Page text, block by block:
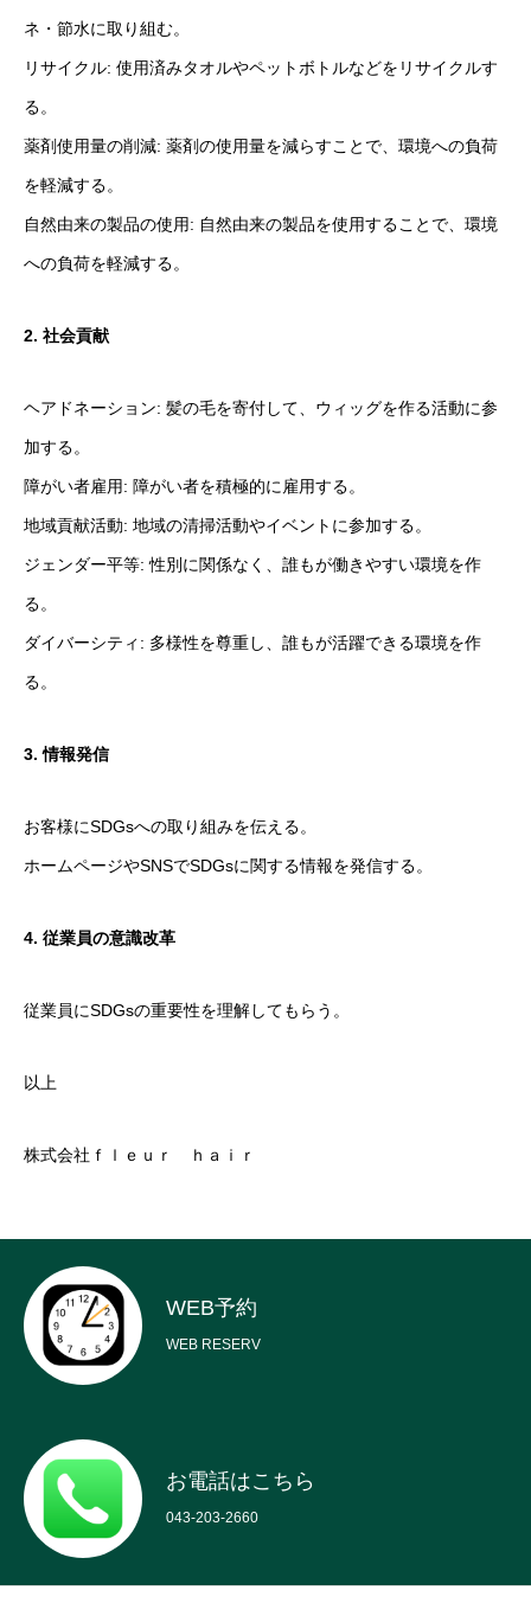
採用情報
ネ・節水に取り組む。
リサイクル: 使用済みタオルやペットボトルなどをリサイクルす
る。
薬剤使用量の削減: 薬剤の使用量を減らすことで、環境への負荷
を軽減する。
自然由来の製品の使用: 自然由来の製品を使用することで、環境
への負荷を軽減する。
2. 社会貢献
ヘアドネーション: 髪の毛を寄付して、ウィッグを作る活動に参
加する。
障がい者雇用: 障がい者を積極的に雇用する。
地域貢献活動: 地域の清掃活動やイベントに参加する。
ジェンダー平等: 性別に関係なく、誰もが働きやすい環境を作
る。
ダイバーシティ: 多様性を尊重し、誰もが活躍できる環境を作
る。
3. 情報発信
お客様にSDGsへの取り組みを伝える。
ホームページやSNSでSDGsに関する情報を発信する。
4. 従業員の意識改革
従業員にSDGsの重要性を理解してもらう。
以上
株式会社ｆｌｅｕｒ ｈａｉｒ
WEB予約
WEB RESERV
お電話はこちら
043-203-2660